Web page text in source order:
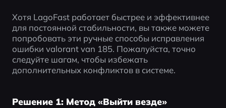
Хотя LagoFast работает быстрее и эффективнее
для постоянной стабильности, вы также можете
попробовать эти ручные способы исправления
ошибки valorant van 185. Пожалуйста, точно
следуйте шагам, чтобы избежать
дополнительных конфликтов в системе.
Решение 1: Метод «Выйти везде»